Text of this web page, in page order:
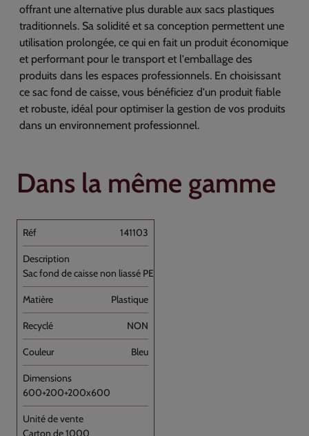
offrant une alternative plus durable aux sacs plastiques
traditionnels. Sa solidité et sa conception permettent une
utilisation prolongée, ce qui en fait un produit économique
et performant pour le transport et l'emballage des
produits dans les espaces professionnels. En choisissant
ce sac fond de caisse, vous bénéficiez d'un produit fiable
et robuste, idéal pour optimiser la gestion de vos produits
dans un environnement professionnel.
Dans la même gamme
141103
Sac fond de caisse non liassé PEHD Bleu [...]
Plastique
NON
Bleu
600+200+200x600
Carton de 1000